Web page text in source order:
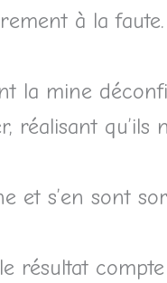
à la
la mine
qu’ils
et s’en sont
résultat compte